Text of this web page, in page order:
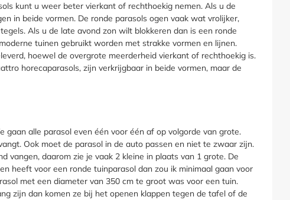
kunt u weer beter vierkant of rechthoekig nemen. Als u de
in beide vormen. De ronde parasols ogen vaak wat vrolijker,
Als u de late avond zon wilt blokkeren dan is een ronde
tuinen gebruikt worden met strakke vormen en lijnen.
hoewel de overgrote meerderheid vierkant of rechthoekig is.
horecaparasols, zijn verkrijgbaar in beide vormen, maar de
alle parasol even één voor één af op volgorde van grote.
Ook moet de parasol in de auto passen en niet te zwaar zijn.
vangen, daarom zie je vaak 2 kleine in plaats van 1 grote. De
heeft voor een ronde tuinparasol dan zou ik minimaal gaan voor
met een diameter van 350 cm te groot was voor een tuin.
zijn dan komen ze bij het openen klappen tegen de tafel of de